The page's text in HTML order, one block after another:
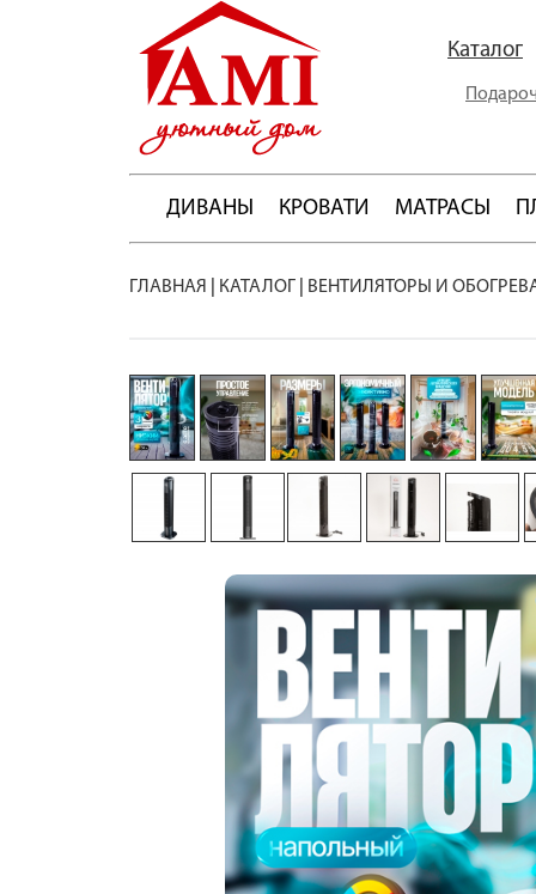
Каталог
ДИВАНЫ КРОВАТИ МАТРАСЫ
ГЛАВНАЯ КАТАЛОГ ВЕНТИЛЯТОРЫ И